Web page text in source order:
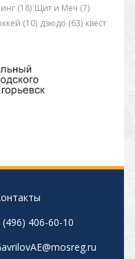
(18) Щит и Меч (7)
(10) дзюдо (63) квест
(496) 406-60-10